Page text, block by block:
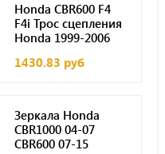
Honda CBR600 F4
F4i Трос сцепления
Honda 1999-2006
1430.83 руб
Зеркала Honda
CBR1000 04-07
CBR600 07-15